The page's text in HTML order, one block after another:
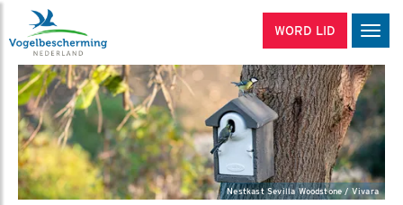
WORD LID
Nestkast Sevilla Woodstone / Vivara